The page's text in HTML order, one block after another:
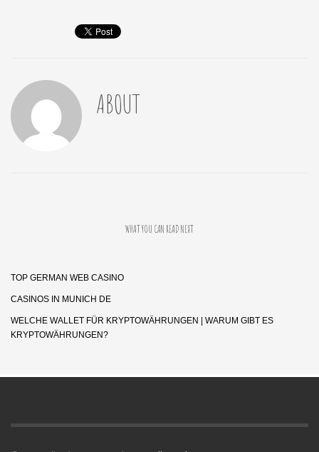
ABOUT
WHAT YOU CAN READ NEXT
TOP GERMAN WEB CASINO
CASINOS IN MUNICH DE
WELCHE WALLET FÜR KRYPTOWÄHRUNGEN | WARUM GIBT ES
KRYPTOWÄHRUNGEN?